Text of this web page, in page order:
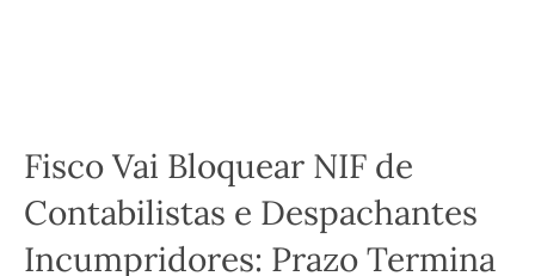
Fisco Vai Bloquear NIF de
Contabilistas e Despachantes
Incumpridores: Prazo Termina